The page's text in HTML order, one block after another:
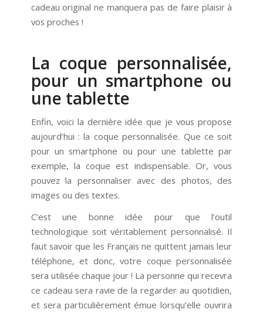
cadeau original ne manquera pas de faire plaisir à
vos proches !
La coque personnalisée,
pour un smartphone ou
une tablette
Enfin, voici la dernière idée que je vous propose
aujourd’hui : la coque personnalisée. Que ce soit
pour un smartphone ou pour une tablette par
exemple, la coque est indispensable. Or, vous
pouvez la personnaliser avec des photos, des
images ou des textes.
C’est une bonne idée pour que l’outil
technologique soit véritablement personnalisé. Il
faut savoir que les Français ne quittent jamais leur
téléphone, et donc, votre coque personnalisée
sera utilisée chaque jour ! La personne qui recevra
ce cadeau sera ravie de la regarder au quotidien,
et sera particulièrement émue lorsqu’elle ouvrira